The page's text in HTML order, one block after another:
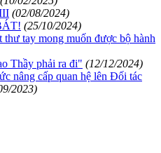
(02/08/2024)
(25/10/2024)
tay mong muốn được bộ hành
Thầy phải ra đi" (12/12/2024)
nâng cấp quan hệ lên Đối tác
2023)